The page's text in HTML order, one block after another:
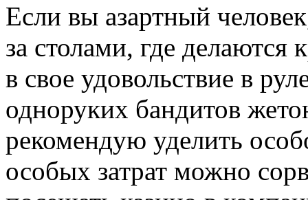
Если вы азартный
за столами, где делаются
в свое удовольствие в
одноруких бандитов
рекомендую уделить
особых затрат можно